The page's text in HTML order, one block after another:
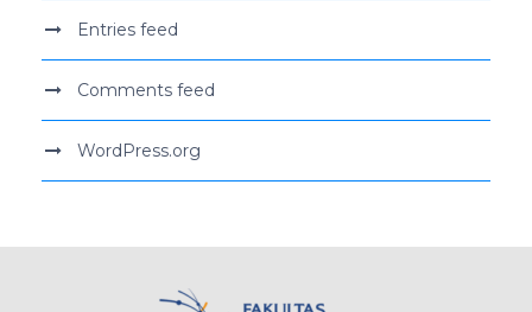
Entries feed
Comments feed
WordPress.org